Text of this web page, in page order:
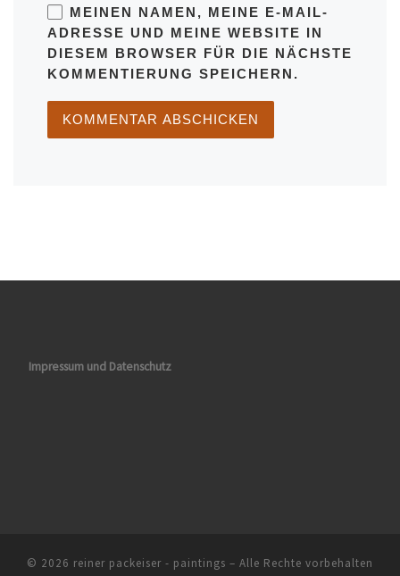
MEINEN NAMEN, MEINE E-MAIL-
ADRESSE UND MEINE WEBSITE IN
DIESEM BROWSER FÜR DIE NÄCHSTE
KOMMENTIERUNG SPEICHERN.
Impressum und Datenschutz
© 2026 reiner packeiser - paintings – Alle Rechte vorbehalten